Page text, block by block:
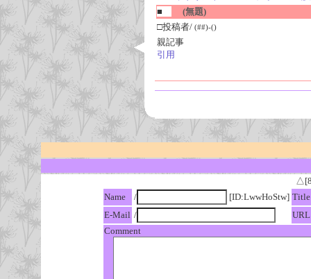
■
(無題)
□投稿者/ (##)-()
親記事
引用
Name
/ [ID:LwwHoStw] Title
E-Mail /
URL
Comment